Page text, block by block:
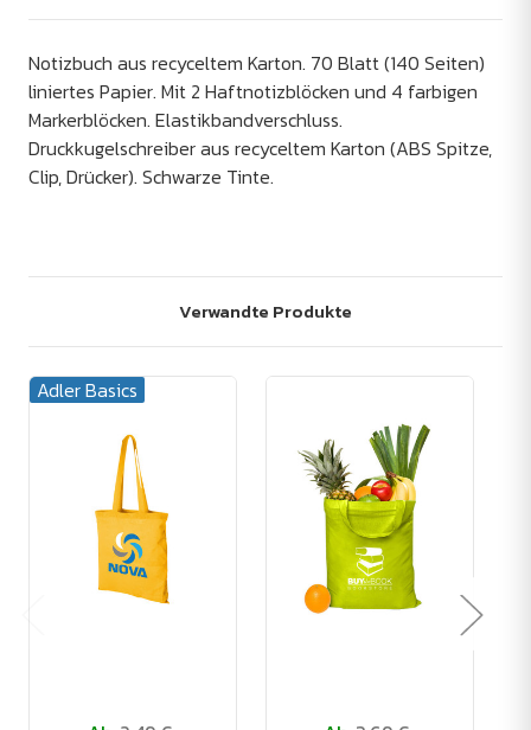
Notizbuch aus recyceltem Karton. 70 Blatt (140 Seiten)
liniertes Papier. Mit 2 Haftnotizblöcken und 4 farbigen
Markerblöcken. Elastikbandverschluss.
Druckkugelschreiber aus recyceltem Karton (ABS Spitze,
Clip, Drücker). Schwarze Tinte.
Verwandte Produkte
Adler Basics